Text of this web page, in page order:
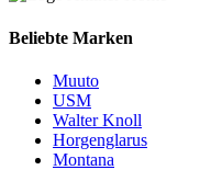
Beliebte Marken
Muuto
USM
Walter Knoll
Horgenglarus
Montana